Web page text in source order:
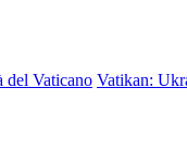
del Vaticano Vatikan: